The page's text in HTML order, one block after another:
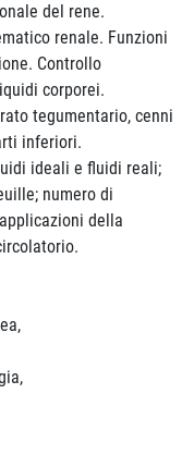
del rene.
renale. Funzioni
Controllo
corporei.
tegumentario, cenni
inferiori.
ideali e fluidi reali;
numero di
della